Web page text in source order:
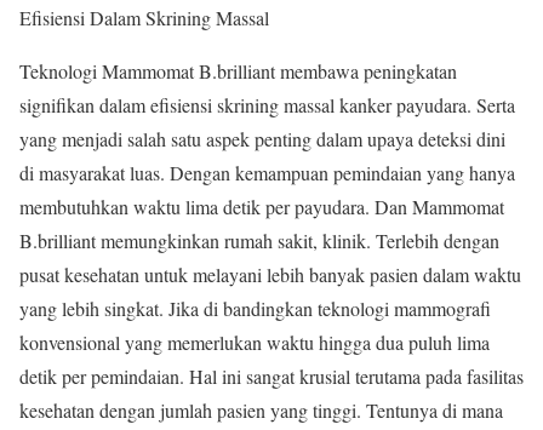
Efisiensi Dalam Skrining Massal
Teknologi Mammomat B.brilliant membawa peningkatan
signifikan dalam efisiensi skrining massal kanker payudara. Serta
yang menjadi salah satu aspek penting dalam upaya deteksi dini
di masyarakat luas. Dengan kemampuan pemindaian yang hanya
membutuhkan waktu lima detik per payudara. Dan Mammomat
B.brilliant memungkinkan rumah sakit, klinik. Terlebih dengan
pusat kesehatan untuk melayani lebih banyak pasien dalam waktu
yang lebih singkat. Jika di bandingkan teknologi mammografi
konvensional yang memerlukan waktu hingga dua puluh lima
detik per pemindaian. Hal ini sangat krusial terutama pada fasilitas
kesehatan dengan jumlah pasien yang tinggi. Tentunya di mana